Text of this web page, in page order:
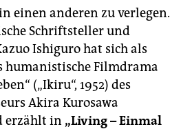
einen anderen zu verlegen.
Schriftsteller und
Ishiguro hat sich als
humanistische Filmdrama
(„Ikiru“, 1952) des
Akira Kurosawa
erzählt in „Living – Einmal